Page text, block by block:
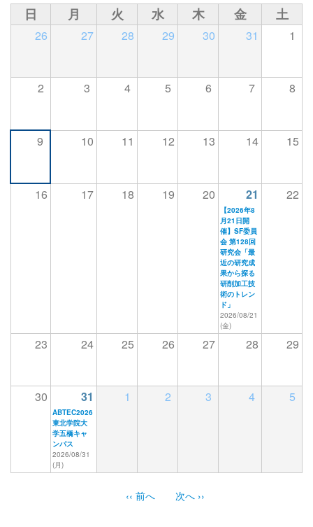
ジ
送
日 月 火 水 木 金 土
26 27 28 29 30 31 1
2 3 4 5 6 7 8
9 10 11 12 13 14 15
16 17 18 19 20 21 22
【2026年8
月21日開
催】SF委員
会 第128回
研究会「最
近の研究成
果から探る
研削加工技
術のトレン
ド」
2026/08/21
(金)
23 24 25 26 27 28 29
30 31 1 2 3 4 5
ABTEC2026
東北学院大
学五橋キャ
ンパス
2026/08/31
(月)
‹‹ 前へ 次へ ››